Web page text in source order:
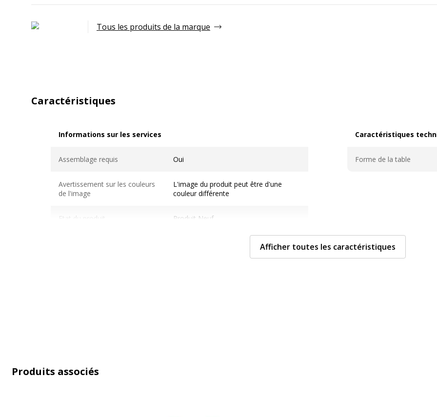
Tous les produits de la marque
Caractéristiques
Informations sur les services
Assemblage requis Oui
Avertissement sur les couleurs
de l'image
L'image du produit peut être d'une
couleur différente
Etat du produit Produit Neuf
Caractéristiques
Forme de la table
Afficher toutes les caractéristiques
Produits associés